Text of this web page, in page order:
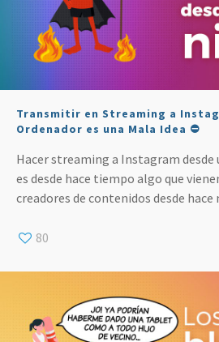
Transmitir en Streaming a
Ordenador es una Mala Idea ⛔
Hacer streaming a Instagram desde
es desde hace tiempo algo que
creadores de contenidos desde
80